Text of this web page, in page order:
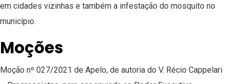
em cidades vizinhas e também a infestação do mosquito no
município.
Moções
Moção nº 027/2021 de Apelo, de autoria do V. Récio Cappelari